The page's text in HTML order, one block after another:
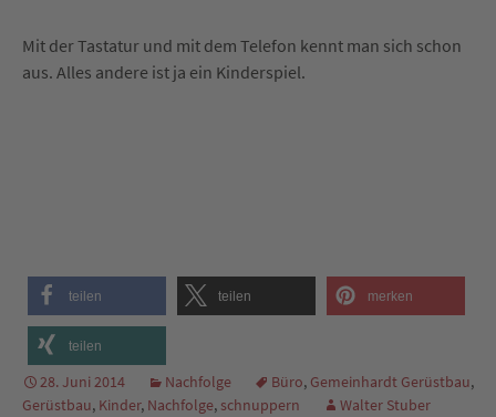
Mit der Tastatur und mit dem Telefon kennt man sich schon
aus. Alles andere ist ja ein Kinderspiel.
teilen teilen merken
teilen
28. Juni 2014 Nachfolge Büro, Gemeinhardt Gerüstbau,
Gerüstbau, Kinder, Nachfolge, schnuppern Walter Stuber